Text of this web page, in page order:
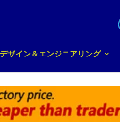
デザイン＆エンジニアリング